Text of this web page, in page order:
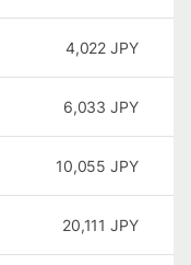
4,022 JPY
6,033 JPY
10,055 JPY
20,111 JPY